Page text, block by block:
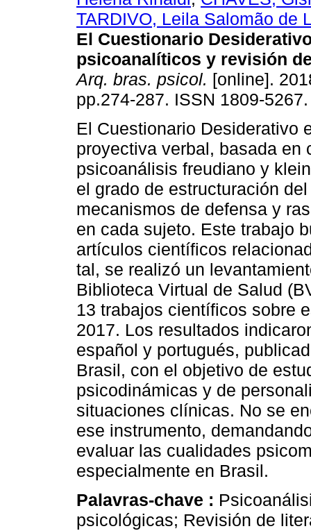
TARDIVO, Leila Salomão de
El Cuestionario
psicoanalíticos y revisión
Arq. bras. psicol. [online].
pp.274-287. ISSN 1809-5267.
El Cuestionario Desiderativo
proyectiva verbal, basada en
psicoanálisis freudiano y
el grado de estructuración
mecanismos de defensa y
en cada sujeto. Este trabajo
artículos científicos
tal, se realizó un
Biblioteca Virtual de Salud
13 trabajos científicos sobre
2017. Los resultados
español y portugués,
Brasil, con el objetivo de
psicodinámicas y de
situaciones clínicas. No se
ese instrumento,
evaluar las cualidades
especialmente en Brasil.
Palavras-chave :
psicológicas; Revisión de